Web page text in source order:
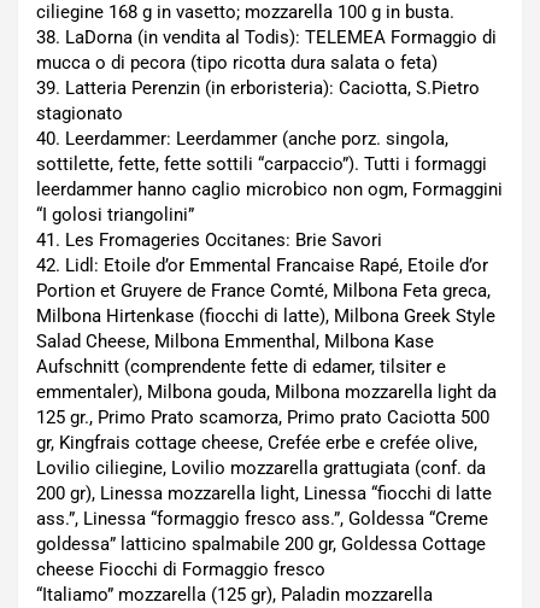
ciliegine 168 g in vasetto; mozzarella 100 g in busta.
38. LaDorna (in vendita al Todis): TELEMEA Formaggio di
mucca o di pecora (tipo ricotta dura salata o feta)
39. Latteria Perenzin (in erboristeria): Caciotta, S.Pietro
stagionato
40. Leerdammer: Leerdammer (anche porz. singola,
sottilette, fette, fette sottili “carpaccio”). Tutti i formaggi
leerdammer hanno caglio microbico non ogm, Formaggini
“I golosi triangolini”
41. Les Fromageries Occitanes: Brie Savori
42. Lidl: Etoile d’or Emmental Francaise Rapé, Etoile d’or
Portion et Gruyere de France Comté, Milbona Feta greca,
Milbona Hirtenkase (fiocchi di latte), Milbona Greek Style
Salad Cheese, Milbona Emmenthal, Milbona Kase
Aufschnitt (comprendente fette di edamer, tilsiter e
emmentaler), Milbona gouda, Milbona mozzarella light da
125 gr., Primo Prato scamorza, Primo prato Caciotta 500
gr, Kingfrais cottage cheese, Crefée erbe e crefée olive,
Lovilio ciliegine, Lovilio mozzarella grattugiata (conf. da
200 gr), Linessa mozzarella light, Linessa “fiocchi di latte
ass.”, Linessa “formaggio fresco ass.”, Goldessa “Creme
goldessa” latticino spalmabile 200 gr, Goldessa Cottage
cheese Fiocchi di Formaggio fresco
“Italiamo” mozzarella (125 gr), Paladin mozzarella